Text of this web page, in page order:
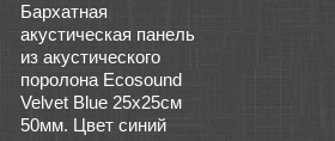
Бархатная
акустическая панель
из акустического
поролона Ecosound
Velvet Blue 25х25см
50мм. Цвет синий